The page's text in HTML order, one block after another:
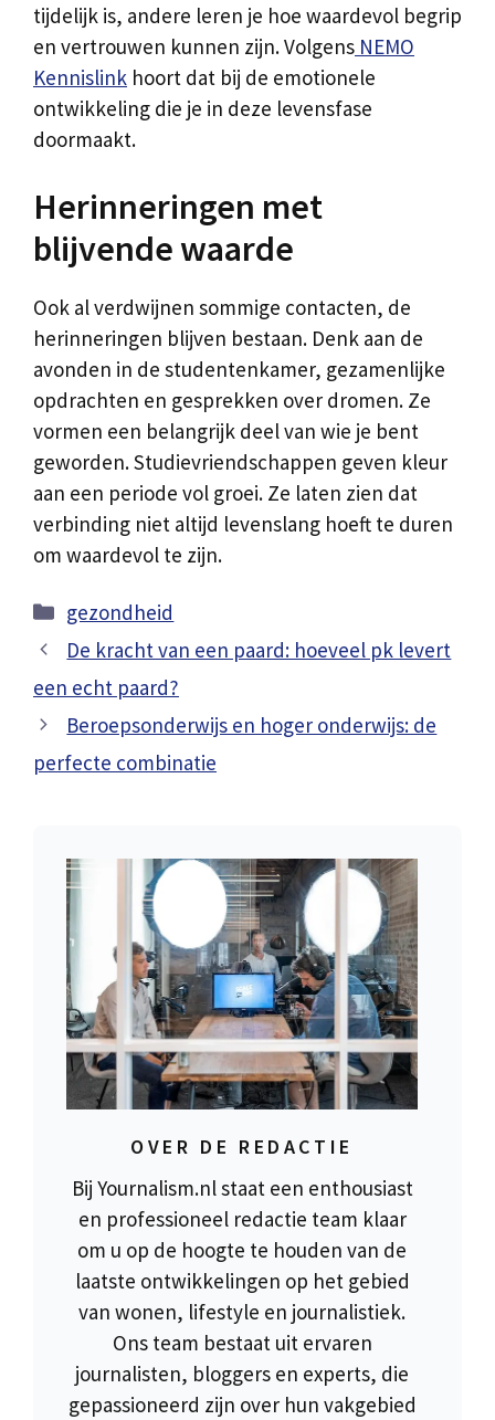
tijdelijk is, andere leren je hoe waardevol begrip
en vertrouwen kunnen zijn. Volgens NEMO
Kennislink hoort dat bij de emotionele
ontwikkeling die je in deze levensfase
doormaakt.
Herinneringen met
blijvende waarde
Ook al verdwijnen sommige contacten, de
herinneringen blijven bestaan. Denk aan de
avonden in de studentenkamer, gezamenlijke
opdrachten en gesprekken over dromen. Ze
vormen een belangrijk deel van wie je bent
geworden. Studievriendschappen geven kleur
aan een periode vol groei. Ze laten zien dat
verbinding niet altijd levenslang hoeft te duren
om waardevol te zijn.
Categorieën
gezondheid
De kracht van een paard: hoeveel pk levert
een echt paard?
Beroepsonderwijs en hoger onderwijs: de
perfecte combinatie
OVER DE REDACTIE
Bij Yournalism.nl staat een enthousiast
en professioneel redactie team klaar
om u op de hoogte te houden van de
laatste ontwikkelingen op het gebied
van wonen, lifestyle en journalistiek.
Ons team bestaat uit ervaren
journalisten, bloggers en experts, die
gepassioneerd zijn over hun vakgebied